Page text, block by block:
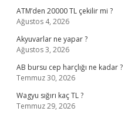
ATM’den 20000 TL çekilir mi ?
Ağustos 4, 2026
Akyuvarlar ne yapar ?
Ağustos 3, 2026
AB bursu cep harçlığı ne kadar ?
Temmuz 30, 2026
Wagyu sığırı kaç TL ?
Temmuz 29, 2026